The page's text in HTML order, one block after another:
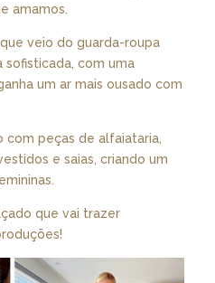
amamos.
veio do guarda-roupa
sofisticada, com uma
um ar mais ousado com
com peças de alfaiataria,
e saias, criando um
que vai trazer